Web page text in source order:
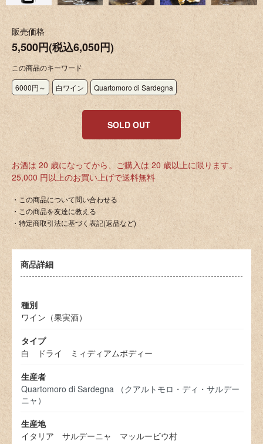
販売価格
5,500円(税込6,050円)
この商品のキーワード
6000円～
白ワイン Quartomoro di Sardegna
SOLD OUT
お酒は 20 歳になってから、ご購入は 20 歳以上に限ります。
25,000 円以上のお買い上げで送料無料
・この商品について問い合わせる
・この商品を友達に教える
・特定商取引法に基づく表記(返品など)
商品詳細
種別
ワイン（果実酒）
タイプ
白 ドライ ミィディアムボディー
生産者
Quartomoro di Sardegna （クアルトモロ・ディ・サルデー
ニャ）
生産地
イタリア サルデーニャ マッルービウ村